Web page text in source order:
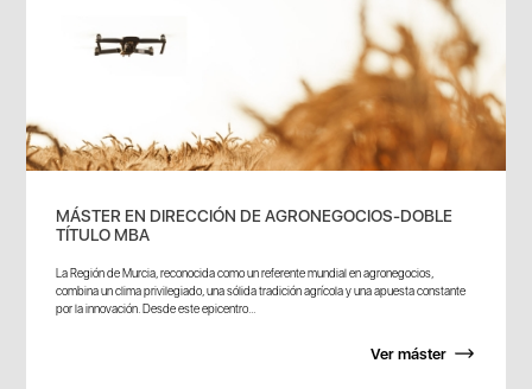
MÁSTER EN DIRECCIÓN DE AGRONEGOCIOS-DOBLE
TÍTULO MBA
La Región de Murcia, reconocida como un referente mundial en agronegocios,
combina un clima privilegiado, una sólida tradición agrícola y una apuesta constante
por la innovación. Desde este epicentro...
Ver máster